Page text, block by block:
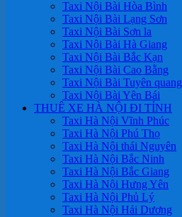
Taxi Nội Bài Hòa Bình
Taxi Nội Bài Lạng Sơn
Taxi Nội Bài Sơn la
Taxi Nội Bài Hà Giang
Taxi Nội Bài Bắc Kạn
Taxi Nội Bài Cao Bằng
Taxi Nội Bài Tuyên quang
Taxi Nội Bài Yên Bái
THUÊ XE HÀ NỘI ĐI TỈNH
Taxi Hà Nội Vĩnh Phúc
Taxi Hà Nội Phú Thọ
Taxi Hà Nội thái Nguyên
Taxi Hà Nội Bắc Ninh
Taxi Hà Nội Bắc Giang
Taxi Hà Nội Hưng Yên
Taxi Hà Nội Phủ Lý
Taxi Hà Nội Hải Dương